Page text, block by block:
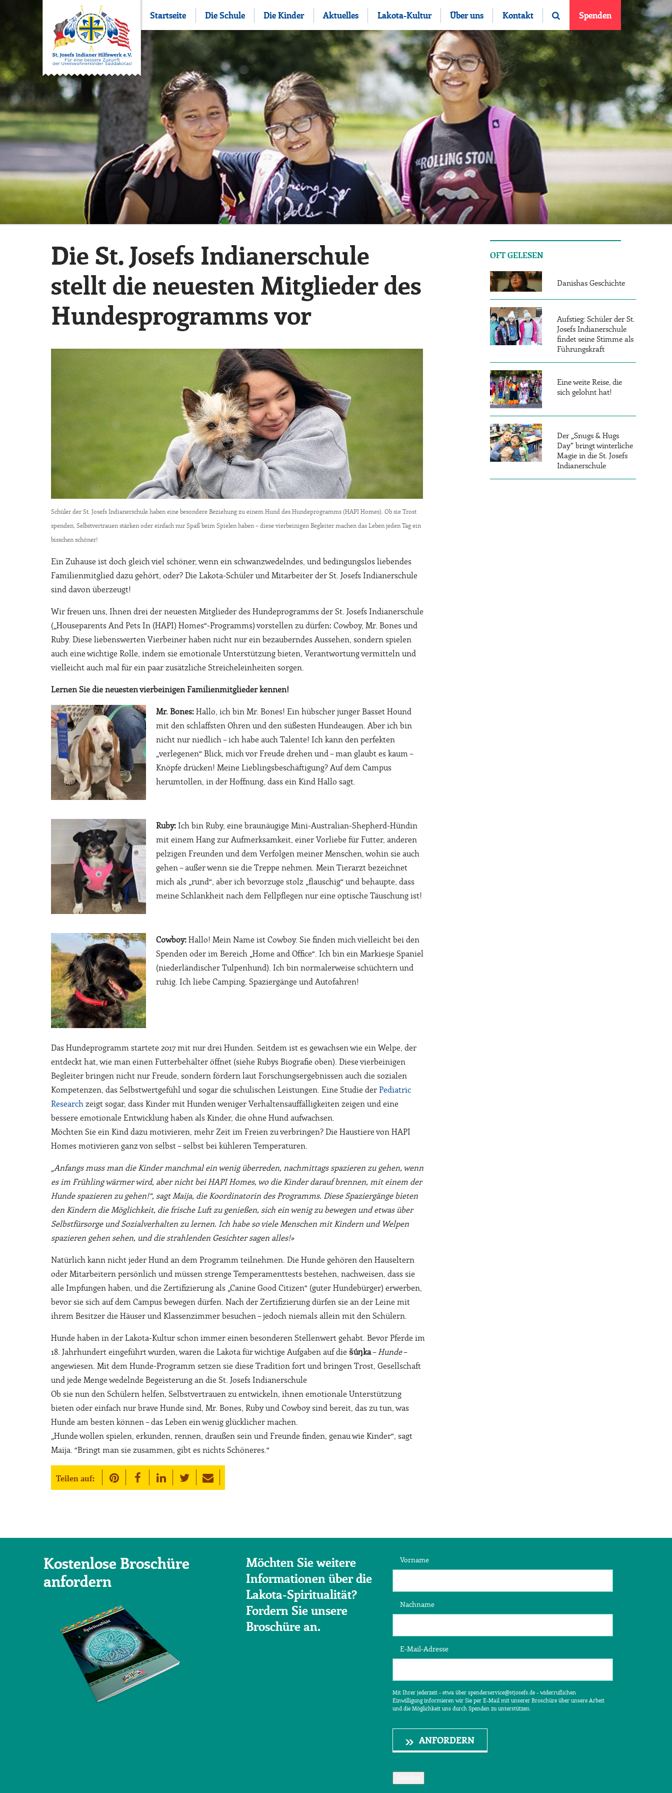
Startseite Die Schule Die Kinder Aktuelles Lakota-Kultur Über uns Kontakt Spenden
Die St. Josefs Indianerschule
stellt die neuesten Mitglieder des
Hundesprogramms vor
Schüler der St. Josefs Indianerschule haben eine besondere Beziehung zu einem Hund des Hundeprogramms (HAPI Homes). Ob sie Trost
spenden, Selbstvertrauen stärken oder einfach nur Spaß beim Spielen haben – diese vierbeinigen Begleiter machen das Leben jeden Tag ein
bisschen schöner!
Ein Zuhause ist doch gleich viel schöner, wenn ein schwanzwedelndes, und bedingungslos liebendes
Familienmitglied dazu gehört, oder? Die Lakota-Schüler und Mitarbeiter der St. Josefs Indianerschule
sind davon überzeugt!
Wir freuen uns, Ihnen drei der neuesten Mitglieder des Hundeprogramms der St. Josefs Indianerschule
(„Houseparents And Pets In (HAPI) Homes“-Programms) vorstellen zu dürfen: Cowboy, Mr. Bones und
Ruby. Diese liebenswerten Vierbeiner haben nicht nur ein bezauberndes Aussehen, sondern spielen
auch eine wichtige Rolle, indem sie emotionale Unterstützung bieten, Verantwortung vermitteln und
vielleicht auch mal für ein paar zusätzliche Streicheleinheiten sorgen.
Lernen Sie die neuesten vierbeinigen Familienmitglieder kennen!
Mr. Bones: Hallo, ich bin Mr. Bones! Ein hübscher junger Basset Hound
mit den schlaffsten Ohren und den süßesten Hundeaugen. Aber ich bin
nicht nur niedlich – ich habe auch Talente! Ich kann den perfekten
„verlegenen“ Blick, mich vor Freude drehen und – man glaubt es kaum –
Knöpfe drücken! Meine Lieblingsbeschäftigung? Auf dem Campus
herumtollen, in der Hoffnung, dass ein Kind Hallo sagt.
Ruby: Ich bin Ruby, eine braunäugige Mini-Australian-Shepherd-Hündin
mit einem Hang zur Aufmerksamkeit, einer Vorliebe für Futter, anderen
pelzigen Freunden und dem Verfolgen meiner Menschen, wohin sie auch
gehen – außer wenn sie die Treppe nehmen. Mein Tierarzt bezeichnet
mich als „rund“, aber ich bevorzuge stolz „flauschig“ und behaupte, dass
meine Schlankheit nach dem Fellpflegen nur eine optische Täuschung ist!
Cowboy: Hallo! Mein Name ist Cowboy. Sie finden mich vielleicht bei den
Spenden oder im Bereich „Home and Office“. Ich bin ein Markiesje Spaniel
(niederländischer Tulpenhund). Ich bin normalerweise schüchtern und
ruhig. Ich liebe Camping, Spaziergänge und Autofahren!
Das Hundeprogramm startete 2017 mit nur drei Hunden. Seitdem ist es gewachsen wie ein Welpe, der
entdeckt hat, wie man einen Futterbehälter öffnet (siehe Rubys Biografie oben). Diese vierbeinigen
Begleiter bringen nicht nur Freude, sondern fördern laut Forschungsergebnissen auch die sozialen
Kompetenzen, das Selbstwertgefühl und sogar die schulischen Leistungen. Eine Studie der Pediatric
Research zeigt sogar, dass Kinder mit Hunden weniger Verhaltensauffälligkeiten zeigen und eine
bessere emotionale Entwicklung haben als Kinder, die ohne Hund aufwachsen.
Möchten Sie ein Kind dazu motivieren, mehr Zeit im Freien zu verbringen? Die Haustiere von HAPI
Homes motivieren ganz von selbst – selbst bei kühleren Temperaturen.
„Anfangs muss man die Kinder manchmal ein wenig überreden, nachmittags spazieren zu gehen, wenn
es im Frühling wärmer wird, aber nicht bei HAPI Homes, wo die Kinder darauf brennen, mit einem der
Hunde spazieren zu gehen!“, sagt Maija, die Koordinatorin des Programms. Diese Spaziergänge bieten
den Kindern die Möglichkeit, die frische Luft zu genießen, sich ein wenig zu bewegen und etwas über
Selbstfürsorge und Sozialverhalten zu lernen. Ich habe so viele Menschen mit Kindern und Welpen
spazieren gehen sehen, und die strahlenden Gesichter sagen alles!»
Natürlich kann nicht jeder Hund an dem Programm teilnehmen. Die Hunde gehören den Hauseltern
oder Mitarbeitern persönlich und müssen strenge Temperamenttests bestehen, nachweisen, dass sie
alle Impfungen haben, und die Zertifizierung als „Canine Good Citizen“ (guter Hundebürger) erwerben,
bevor sie sich auf dem Campus bewegen dürfen. Nach der Zertifizierung dürfen sie an der Leine mit
ihrem Besitzer die Häuser und Klassenzimmer besuchen – jedoch niemals allein mit den Schülern.
Hunde haben in der Lakota-Kultur schon immer einen besonderen Stellenwert gehabt. Bevor Pferde im
18. Jahrhundert eingeführt wurden, waren die Lakota für wichtige Aufgaben auf die šúŋka– Hunde–
angewiesen. Mit dem Hunde-Programm setzen sie diese Tradition fort und bringen Trost, Gesellschaft
und jede Menge wedelnde Begeisterung an die St. Josefs Indianerschule
Ob sie nun den Schülern helfen, Selbstvertrauen zu entwickeln, ihnen emotionale Unterstützung
bieten oder einfach nur brave Hunde sind, Mr. Bones, Ruby und Cowboy sind bereit, das zu tun, was
Hunde am besten können – das Leben ein wenig glücklicher machen.
„Hunde wollen spielen, erkunden, rennen, draußen sein und Freunde finden, genau wie Kinder“, sagt
Maija. “Bringt man sie zusammen, gibt es nichts Schöneres.“
Teilen auf:
OFT GELESEN
Danishas Geschichte
Aufstieg: Schüler der St.
Josefs Indianerschule
findet seine Stimme als
Führungskraft
Eine weite Reise, die
sich gelohnt hat!
Der „Snugs & Hugs
Day” bringt winterliche
Magie in die St. Josefs
Indianerschule
Kostenlose Broschüre
anfordern
Möchten Sie weitere
Informationen über die
Lakota-Spiritualität?
Fordern Sie unsere
Broschüre an.
Vorname
Nachname
E-Mail-Adresse
Mit Ihrer jederzeit - etwa über spenderservice@stjosefs.de - widerruflichen
Einwilligung informieren wir Sie per E-Mail mit unserer Broschüre über unsere Arbeit
und die Möglichkeit uns durch Spenden zu unterstützen.
ANFORDERN